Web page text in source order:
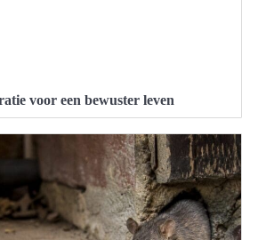
voor een bewuster leven